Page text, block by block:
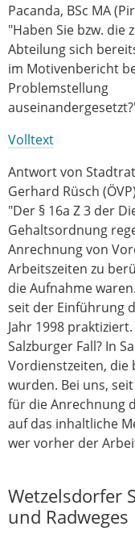
Pacanda, BSc MA
"Haben Sie bzw. die
Abteilung sich
im Motivenbericht
Problemstellung
Volltext
Antwort von
Gerhard Rüsch
"Der § 16a Z 3 der
Gehaltsordnung
Anrechnung von
Arbeitszeiten zu
die Aufnahme
seit der Einführung
Jahr 1998
Salzburger Fall? In
Vordienstzeiten, die
wurden. Bei uns,
für die Anrechnung
auf das inhaltliche
wer vorher der
Wetzelsdorfer
und Radweges